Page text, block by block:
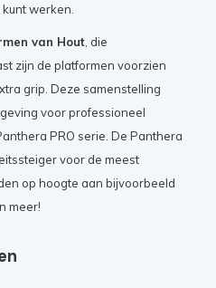
werken.
van Hout, die
zijn de platformen voorzien
grip. Deze samenstelling
voor professioneel
PRO serie. De Panthera
voor de meest
op hoogte aan bijvoorbeeld
meer!